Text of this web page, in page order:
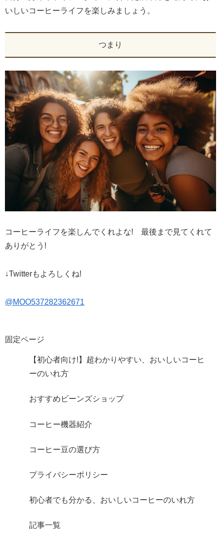
いしいコーヒーライフを楽しみましょう。
つまり
コーヒーライフを楽しんでくれよな! 最後まで見てくれて
ありがとう!
↓Twitterもよろしくね!
@MOO537282362671
固定ページ
【初心者向け!】超わかりやすい、おいしいコーヒ
ーのいれ方
おすすめビーンズショップ
コーヒー機器紹介
コーヒー豆の選び方
プライバシーポリシー
初心者でも分かる、おいしいコーヒーのいれ方
記事一覧